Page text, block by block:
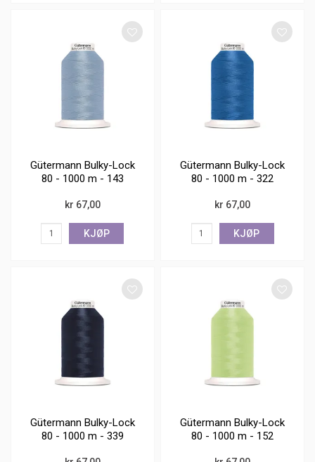
Gütermann Bulky-Lock
80 - 1000 m - 143
kr 67,00
KJØP
Gütermann Bulky-Lock
80 - 1000 m - 322
kr 67,00
KJØP
Gütermann Bulky-Lock
80 - 1000 m - 339
Gütermann Bulky-Lock
80 - 1000 m - 152